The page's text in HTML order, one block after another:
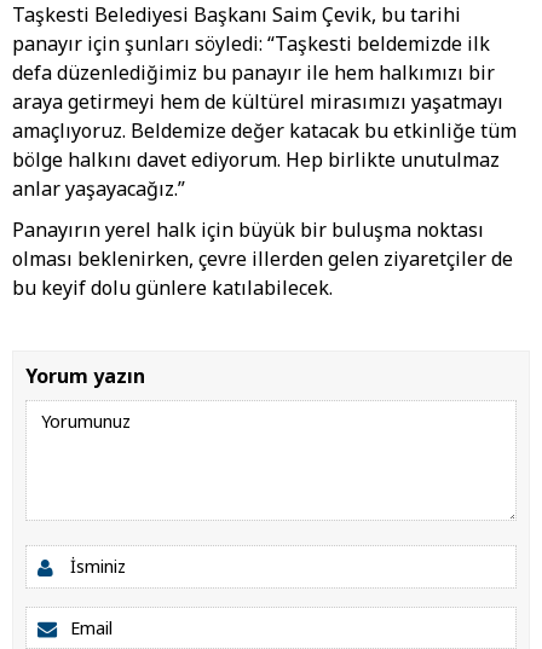
Taşkesti Belediyesi Başkanı Saim Çevik, bu tarihi
panayır için şunları söyledi: “Taşkesti beldemizde ilk
defa düzenlediğimiz bu panayır ile hem halkımızı bir
araya getirmeyi hem de kültürel mirasımızı yaşatmayı
amaçlıyoruz. Beldemize değer katacak bu etkinliğe tüm
bölge halkını davet ediyorum. Hep birlikte unutulmaz
anlar yaşayacağız.”
Panayırın yerel halk için büyük bir buluşma noktası
olması beklenirken, çevre illerden gelen ziyaretçiler de
bu keyif dolu günlere katılabilecek.
Yorum yazın